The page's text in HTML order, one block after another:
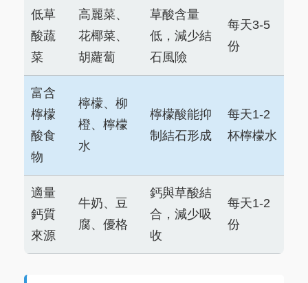
低草
酸蔬
菜
高麗菜、
花椰菜、
胡蘿蔔
草酸含量
低，減少結
石風險
每天3-5
份
富含
檸檬
酸食
物
檸檬、柳
橙、檸檬
水
檸檬酸能抑
制結石形成
每天1-2
杯檸檬水
適量
鈣質
來源
牛奶、豆
腐、優格
鈣與草酸結
合，減少吸
收
每天1-2
份